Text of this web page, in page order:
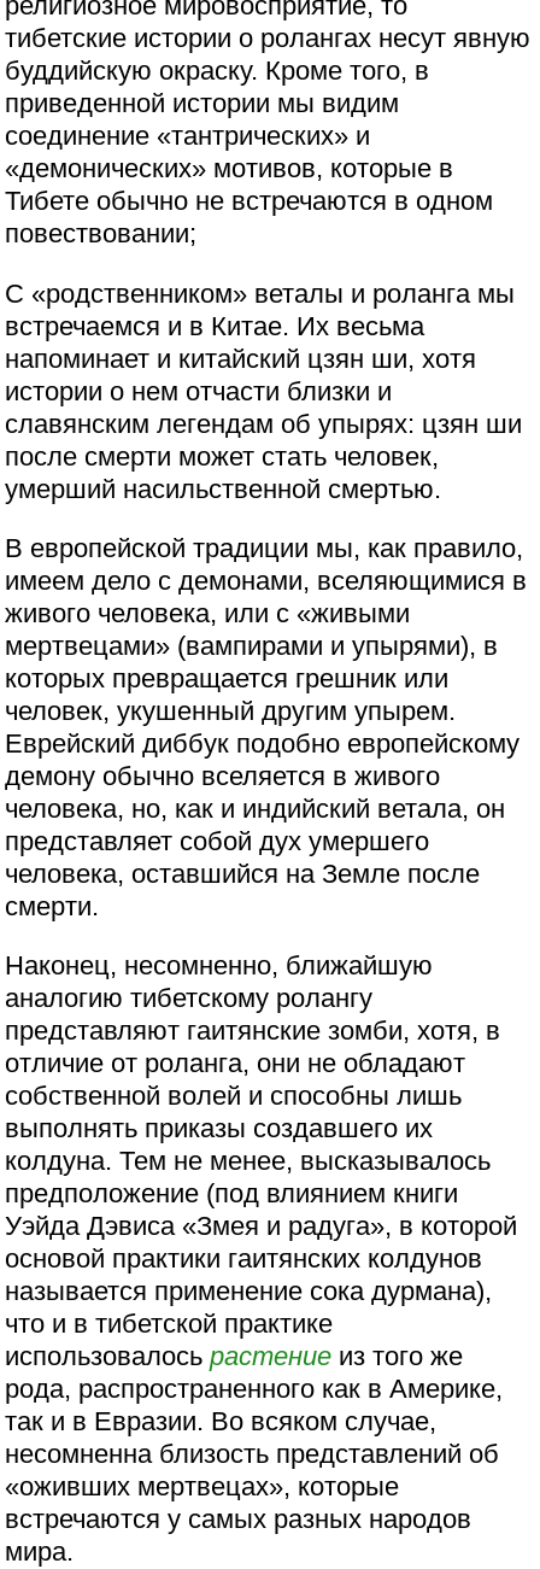
тибетские истории о ролангах несут явную
буддийскую окраску. Кроме того, в
приведенной истории мы видим
соединение «тантрических» и
«демонических» мотивов, которые в
Тибете обычно не встречаются в одном
повествовании;
С «родственником» веталы и роланга мы
встречаемся и в Китае. Их весьма
напоминает и китайский цзян ши, хотя
истории о нем отчасти близки и
славянским легендам об упырях: цзян ши
после смерти может стать человек,
умерший насильственной смертью.
В европейской традиции мы, как правило,
имеем дело с демонами, вселяющимися в
живого человека, или с «живыми
мертвецами» (вампирами и упырями), в
которых превращается грешник или
человек, укушенный другим упырем.
Еврейский диббук подобно европейскому
демону обычно вселяется в живого
человека, но, как и индийский ветала, он
представляет собой дух умершего
человека, оставшийся на Земле после
смерти.
Наконец, несомненно, ближайшую
аналогию тибетскому ролангу
представляют гаитянские зомби, хотя, в
отличие от роланга, они не обладают
собственной волей и способны лишь
выполнять приказы создавшего их
колдуна. Тем не менее, высказывалось
предположение (под влиянием книги
Уэйда Дэвиса «Змея и радуга», в которой
основой практики гаитянских колдунов
называется применение сока дурмана),
что и в тибетской практике
использовалосьрастение из того же
рода, распространенного как в Америке,
так и в Евразии. Во всяком случае,
несомненна близость представлений об
«оживших мертвецах», которые
встречаются у самых разных народов
мира.